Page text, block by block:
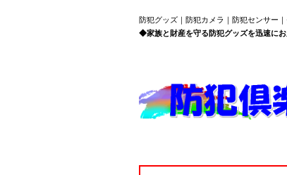
防犯グッズ｜防犯カメラ｜防犯センサー
◆家族と財産を守る防犯グッズを迅速にお